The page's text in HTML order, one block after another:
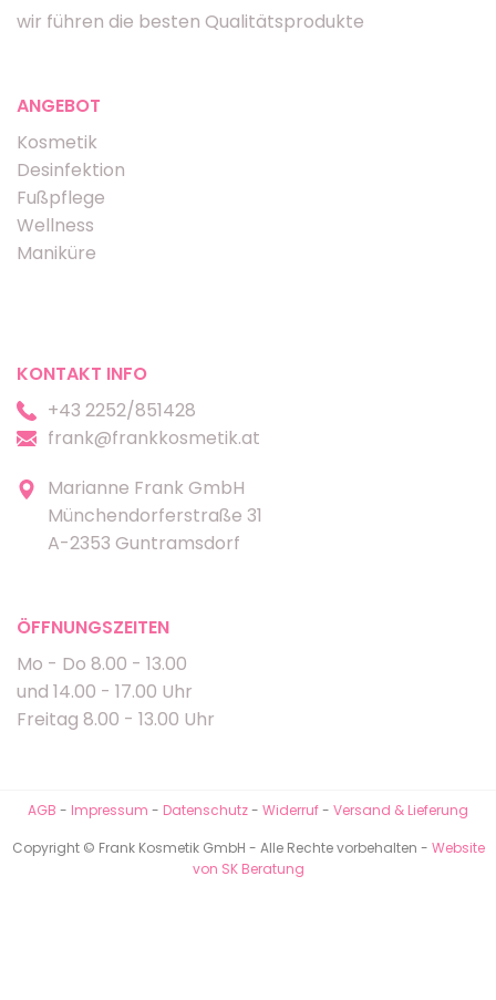
wir führen die besten Qualitätsprodukte
ANGEBOT
Kosmetik
Desinfektion
Fußpflege
Wellness
Maniküre
KONTAKT INFO
+43 2252/851428
frank@frankkosmetik.at
Marianne Frank GmbH
Münchendorferstraße 31
A-2353 Guntramsdorf
ÖFFNUNGSZEITEN
Mo - Do 8.00 - 13.00
und 14.00 - 17.00 Uhr
Freitag 8.00 - 13.00 Uhr
AGB - Impressum - Datenschutz- Widerruf- Versand & Lieferung
Copyright © Frank Kosmetik GmbH - Alle Rechte vorbehalten - Website
von SK Beratung